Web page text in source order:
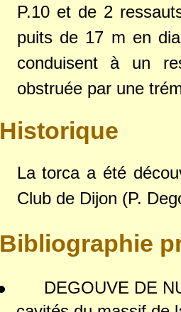
P.10 et de 2
puits de 17 m en
conduisent à un
obstruée par une
Historique
La torca a été
Club de Dijon (P.
Bibliographie
DEGOUVE DE